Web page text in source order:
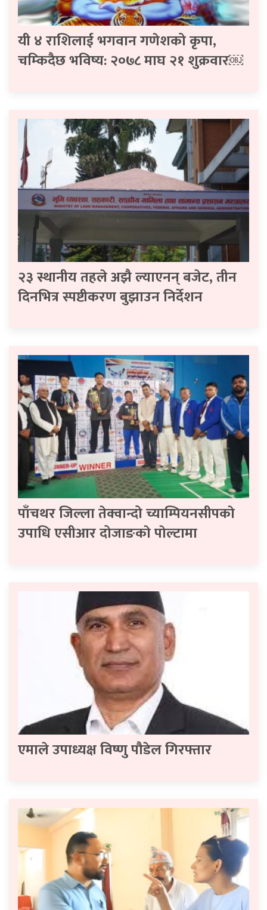
यी ४ राशिलाई भगवान गणेशको कृपा,
चम्किदैछ भविष्य: २०७८ माघ २१ शुक्रवार￼
२३ स्थानीय तहले अझै ल्याएनन् बजेट, तीन
दिनभित्र स्पष्टीकरण बुझाउन निर्देशन
पाँचथर जिल्ला तेक्वान्दो च्याम्पियनसीपकाे
उपाधि एसीआर दोजाङकाे पाेल्टामा
एमाले उपाध्यक्ष विष्णु पौडेल गिरफ्तार